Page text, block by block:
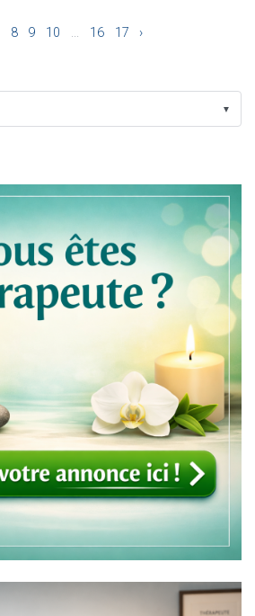
8 9 10 ... 16 17 ›
▼